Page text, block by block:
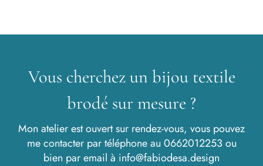
Vous cherchez un bijou textile
brodé sur mesure ?
Mon atelier est ouvert sur rendez-vous, vous pouvez
me contacter par téléphone au 0662012253 ou
bien par email à info@fabiodesa.design